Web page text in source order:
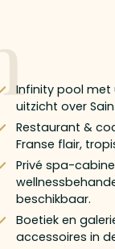
Infinity pool met
uitzicht over
Restaurant &
Franse flair,
Privé spa-
beschikbaar.
Boetiek en
accessoires in